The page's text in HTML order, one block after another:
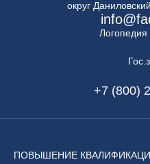
округ
Логопедия
+7 (800)
ПОВЫШЕНИЕ